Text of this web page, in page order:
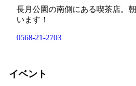
長月公園の南側にある喫茶店。
います！
0568-21-2703
イベント